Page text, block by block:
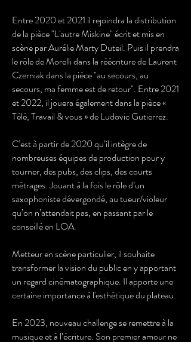
Entre 2020 et 2021 il rejoindra la distribution
de la pièce "L'autre Miskine" écrit et mis en
scène par Aurélie Marty Duteil. Puis il prendra
le rôle de Morelli dans la réécriture de Laurent
Czerniak dans la pièce "au secours, au
secours, ma femme est de retour". Entre 2021
et 2022, il jouera également dans la pièce «
Télé, Travail & vous » de Ludovic Gutierrez.
C’est à partir de 2020 qu’il intègre de
nombreuses équipes de production pour y
tourner, des pubs, des clips, des courts
métrages. Jouant à la fois le rôle d’un
saxophoniste dévergondé, au tueur/violeur
qu’on n’attendait pas, en passant par le
conseillé en LOA.
Metteur en scène particulier, il souhaite
transformer la vision du public en y apportant
un regard cinématographique. Il apporte une
certaine importance à l'esthétique du plateau.
En 2023, nouveau challenge se remettre à la
musique et à l’écriture. Son premier amour ne